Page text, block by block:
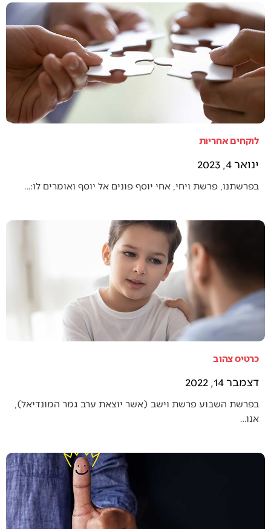
לוקחים אחריות
ינואר 4, 2023
בפרשתנו, פרשת ויחי, אחי יוסף פונים אל יוסף ואומרים לו:…
כרטיס צהוב
דצמבר 14, 2022
בפרשת השבוע פרשת וישב (אשר יוצאת ערב גמר המונדיאל),
אנו…